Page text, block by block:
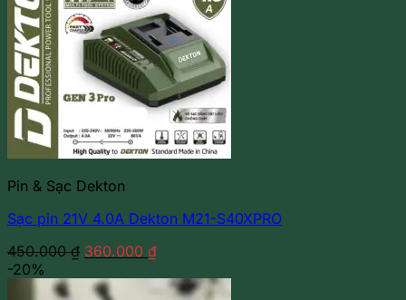
Pin & Sạc Dekton
Sạc pin 21V 4.0A Dekton M21-S40XPRO
450.000₫ Giá
là:
360.000 ₫Giá
tại
-20%